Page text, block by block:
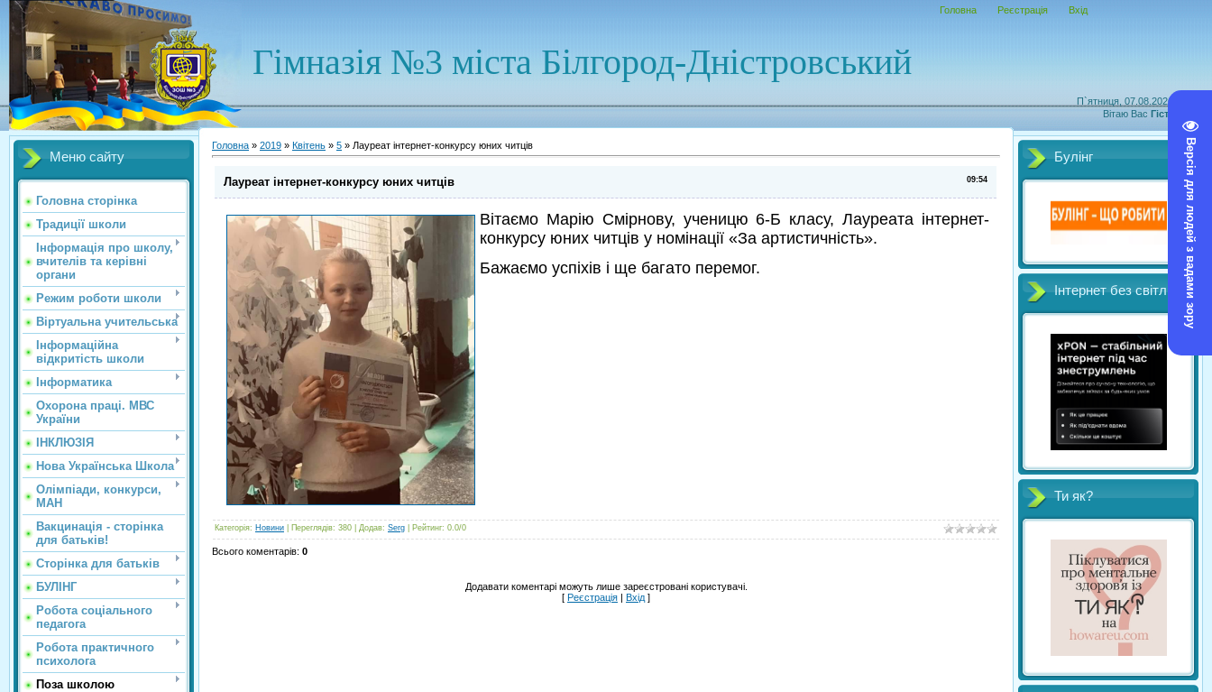
Версія для людей з вадами зору
П`ятниця, 07.08.2026, 17:10
Вітаю Вас Гість
Гімназія №3 міста Білгород-Дністровський
Головна Реєстрація Вхід
Меню сайту
Головна сторінка
Традиції школи
Інформація про школу,
вчителів та керівні
органи
Режим роботи школи
Віртуальна учительська
Інформаційна
відкритість школи
Інформатика
Охорона праці. МВС
України
ІНКЛЮЗІЯ
Нова Українська Школа
Олімпіади, конкурси,
МАН
Вакцинація - сторінка
для батьків!
Сторінка для батьків
БУЛІНГ
Робота соціального
педагога
Робота практичного
психолога
Поза школою
Головна » 2019 » Квітень » 5 » Лауреат інтернет-конкурсу юних читців
09:54
Лауреат інтернет-конкурсу юних читців
Вітаємо Марію Смірнову, ученицю 6-Б класу, Лауреата інтернет-
конкурсу юних читців у номінації «За артистичність».
Бажаємо успіхів і ще багато перемог.
Категорія: Новини Переглядів: 380 | Додав: Serg Рейтинг: 0.0/0
Всього коментарів: 0
Додавати коментарі можуть лише зареєстровані користувачі.
[ Реєстрація | Вхід ]
Булінг
Інтернет без світл
Ти як?